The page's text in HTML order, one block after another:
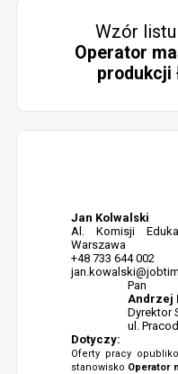
Wzór
Operator
produkcji
Jan Kolwalski
Al. Komisji
Warszawa
+48 733 644 002
Pan
Andrzej
Dyrektor
ul.
Dotyczy:
Oferty pracy
stanowisko Operator